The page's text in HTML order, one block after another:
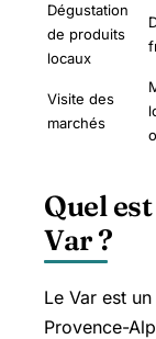
Dégustation
de produits
locaux
Visite des
marchés
Quel
Var ?
Le Var est
Provence-